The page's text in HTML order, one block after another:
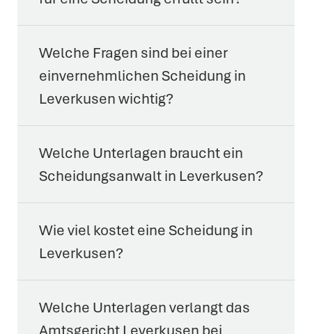
Welche Fragen sind bei einer
einvernehmlichen Scheidung in
Leverkusen wichtig?
Welche Unterlagen braucht ein
Scheidungsanwalt in Leverkusen?
Wie viel kostet eine Scheidung in
Leverkusen?
Welche Unterlagen verlangt das
Amtsgericht Leverkusen bei